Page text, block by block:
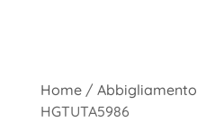
Home/ Abbigliamento
HGTUTA5986